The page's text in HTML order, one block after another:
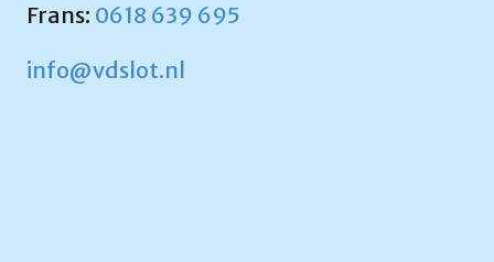
Frans: 0618 639 695
info@vdslot.nl